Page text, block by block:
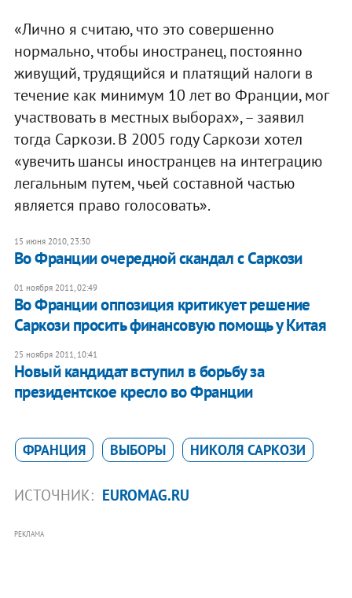
«Лично я считаю, что это совершенно
нормально, чтобы иностранец, постоянно
живущий, трудящийся и платящий налоги в
течение как минимум 10 лет во Франции, мог
участвовать в местных выборах», – заявил
тогда Саркози. В 2005 году Саркози хотел
«увечить шансы иностранцев на интеграцию
легальным путем, чьей составной частью
является право голосовать».
15 июня 2010, 23:30
Во Франции очередной скандал с Саркози
01 ноября 2011, 02:49
Во Франции оппозиция критикует решение
Саркози просить финансовую помощь у Китая
25 ноября 2011, 10:41
​Новый кандидат вступил в борьбу за
президентское кресло во Франции
ФРАНЦИЯ ВЫБОРЫ НИКОЛЯ САРКОЗИ
ИСТОЧНИК: EUROMAG.RU
РЕКЛАМА